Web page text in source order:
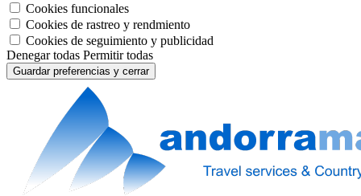
Cookies funcionales
Cookies de rastreo y rendmiento
Cookies de seguimiento y publicidad
Denegar todas Permitir todas
Guardar preferencias y cerrar